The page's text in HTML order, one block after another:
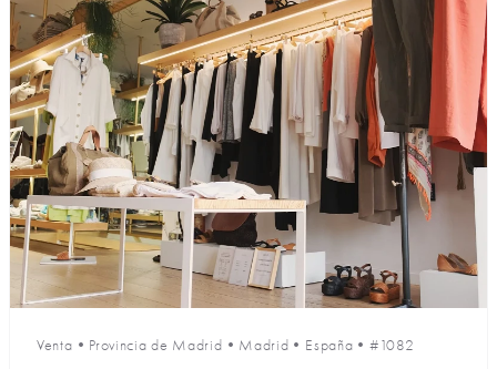
Venta • Provincia de Madrid • Madrid • España •#1082